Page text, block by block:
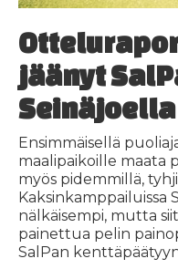
jäänyt
Seinäjoella
Ensimmäisellä
maalipaikoille maata
myös pidemmillä,
Kaksinkamppailuissa
nälkäisempi, mutta
painettua pelin
SalPan